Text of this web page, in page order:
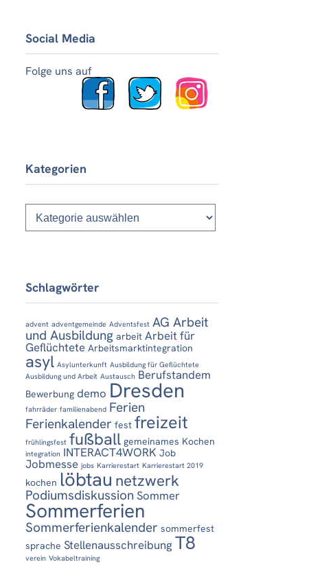
Social Media
Folge uns auf
Kategorien
Kategorien
Schlagwörter
advent adventgemeinde Adventsfest AG Arbeit
und Ausbildung arbeit Arbeit für
Geflüchtete Arbeitsmarktintegration
asyl Asylunterkunft Ausbildung für Geflüchtete
Ausbildung und Arbeit Austausch Berufstandem
Bewerbung demo Dresden
fahrräder familienabend Ferien
Ferienkalender fest freizeit
frühlingsfest fußball gemeinames Kochen
integration INTERACT4WORK Job
Jobmesse jobs Karrierestart Karrierestart 2019
kochen löbtau netzwerk
PodiumsdiskussionSommer
Sommerferien
Sommerferienkalender sommerfest
sprache Stellenausschreibung T8
verein Vokabeltraining